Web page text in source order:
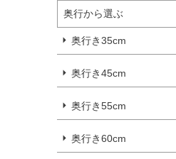
奥行から選ぶ
奥行き35cm
奥行き45cm
奥行き55cm
奥行き60cm